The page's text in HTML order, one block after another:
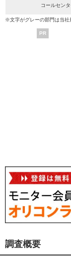
コールセンタ
※文字がグレーの部門は当社
PR
調査概要